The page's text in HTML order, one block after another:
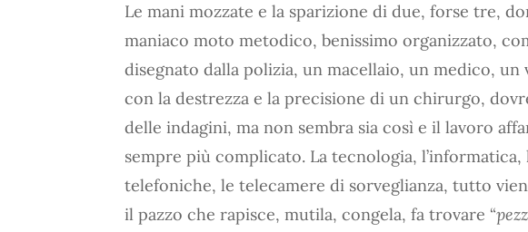
Le mani mozzate e la sparizione di due, forse tre,
maniaco moto metodico, benissimo organizzato,
disegnato dalla polizia, un macellaio, un medico,
con la destrezza e la precisione di un chirurgo,
delle indagini, ma non sembra sia così e il lavoro
sempre più complicato. La tecnologia,
telefoniche, le telecamere di sorveglianza, tutto
il pazzo che rapisce, mutila, congela, fa trovare “